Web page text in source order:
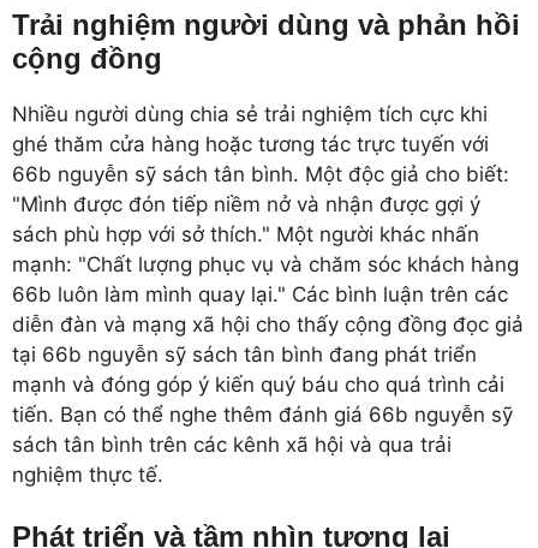
Trải nghiệm người dùng và phản hồi
cộng đồng
Nhiều người dùng chia sẻ trải nghiệm tích cực khi
ghé thăm cửa hàng hoặc tương tác trực tuyến với
66b nguyễn sỹ sách tân bình. Một độc giả cho biết:
"Mình được đón tiếp niềm nở và nhận được gợi ý
sách phù hợp với sở thích." Một người khác nhấn
mạnh: "Chất lượng phục vụ và chăm sóc khách hàng
66b luôn làm mình quay lại." Các bình luận trên các
diễn đàn và mạng xã hội cho thấy cộng đồng đọc giả
tại 66b nguyễn sỹ sách tân bình đang phát triển
mạnh và đóng góp ý kiến quý báu cho quá trình cải
tiến. Bạn có thể nghe thêm đánh giá 66b nguyễn sỹ
sách tân bình trên các kênh xã hội và qua trải
nghiệm thực tế.
Phát triển và tầm nhìn tương lai